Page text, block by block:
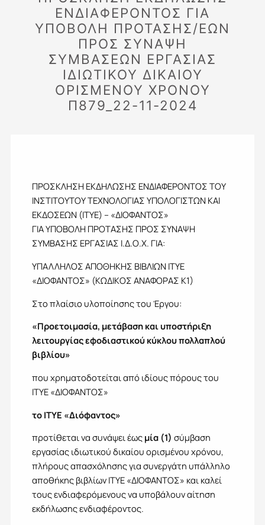
ΕΝΔΙΑΦΕΡΟΝΤΟΣ ΓΙΑ
ΥΠΟΒΟΛΗ ΠΡΟΤΑΣΗΣ/ΕΩΝ
ΠΡΟΣ ΣΥΝΑΨΗ
ΣΥΜΒΑΣΕΩΝ ΕΡΓΑΣΙΑΣ
ΙΔΙΩΤΙΚΟΥ ΔΙΚΑΙΟΥ
ΟΡΙΣΜΕΝΟΥ ΧΡΟΝΟΥ
Π879_22-11-2024
ΠΡΟΣΚΛΗΣΗ ΕΚΔΗΛΩΣΗΣ ΕΝΔΙΑΦΕΡΟΝΤΟΣ ΤΟΥ
ΙΝΣΤΙΤΟΥΤΟΥ ΤΕΧΝΟΛΟΓΙΑΣ ΥΠΟΛΟΓΙΣΤΩΝ ΚΑΙ
ΕΚΔΟΣΕΩΝ (ΙΤΥΕ) – «ΔΙΟΦΑΝΤΟΣ»
ΓΙΑ ΥΠΟΒΟΛΗ ΠΡΟΤΑΣΗΣ ΠΡΟΣ ΣΥΝΑΨΗ
ΣΥΜΒΑΣΗΣ ΕΡΓΑΣΙΑΣ Ι.Δ.Ο.Χ. ΓΙΑ:
ΥΠΑΛΛΗΛΟΣ ΑΠΟΘΗΚΗΣ ΒΙΒΛΙΩΝ ΙΤΥΕ
«ΔΙΟΦΑΝΤΟΣ» (ΚΩΔΙΚΟΣ ΑΝΑΦΟΡΑΣ Κ1)
Στο πλαίσιο υλοποίησης του Έργου:
«Προετοιμασία, μετάβαση και υποστήριξη
λειτουργίας εφοδιαστικού κύκλου πολλαπλού
βιβλίου»
που χρηματοδοτείται από ιδίους πόρους του
ΙΤΥΕ «ΔΙΟΦΑΝΤΟΣ»
το ΙΤΥΕ «Διόφαντος»
προτίθεται να συνάψει έως μία (1) σύμβαση
εργασίας ιδιωτικού δικαίου ορισμένου χρόνου,
πλήρους απασχόλησης για συνεργάτη υπάλληλο
αποθήκης βιβλίων ΙΤΥΕ «ΔΙΟΦΑΝΤΟΣ» και καλεί
τους ενδιαφερόμενους να υποβάλουν αίτηση
εκδήλωσης ενδιαφέροντος.